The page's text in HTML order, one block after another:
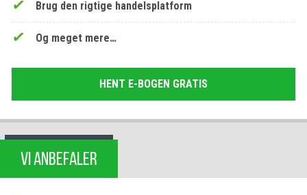
Brug den rigtige handelsplatform
Og meget mere…
HENT E-BOGEN GRATIS
VI ANBEFALER